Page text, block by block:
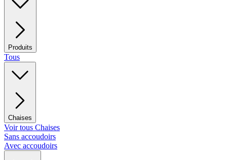
Produits
Tous
Chaises
Voir tous Chaises
Sans accoudoirs
Avec accoudoirs